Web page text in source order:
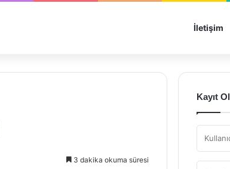
İletişim
3 dakika okuma süresi
Kayıt Ol